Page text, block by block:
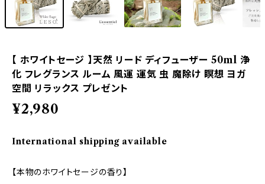
【 ホワイトセージ 】天然 リード ディフューザー 50ml 浄
化 フレグランス ルーム 風運 運気 虫 魔除け 瞑想 ヨガ
空間 リラックス プレゼント
¥2,980
International shipping available
【本物のホワイトセージの香り】